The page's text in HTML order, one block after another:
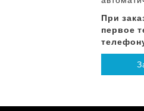
При
первое